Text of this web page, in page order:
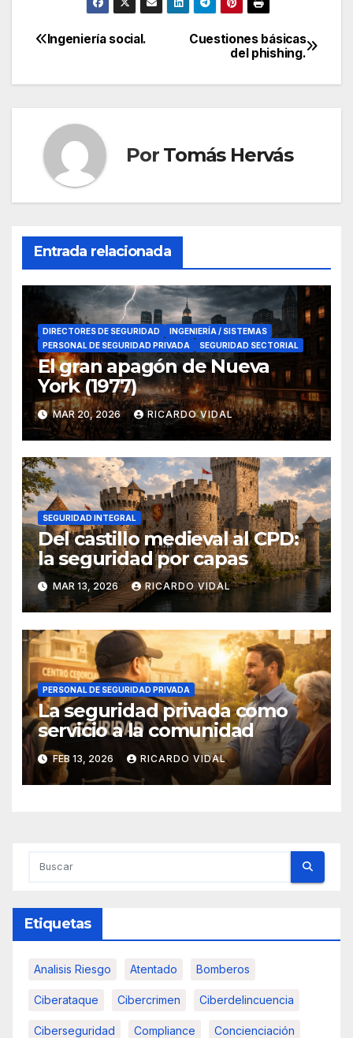
Navegación
de
Cuestiones básicas
del phishing.
Ingeniería social.
Por Tomás Hervás
Entrada relacionada
DIRECTORES DE SEGURIDAD
INGENIERÍA / SISTEMAS
PERSONAL DE SEGURIDAD PRIVADA
SEGURIDAD SECTORIAL
El gran apagón de Nueva
York (1977)
MAR 20, 2026 RICARDO VIDAL
SEGURIDAD INTEGRAL
Del castillo medieval al CPD:
la seguridad por capas
MAR 13, 2026 RICARDO VIDAL
PERSONAL DE SEGURIDAD PRIVADA
La seguridad privada como
servicio a la comunidad
FEB 13, 2026 RICARDO VIDAL
Etiquetas
Analisis Riesgo Atentado Bomberos
Ciberataque Cibercrimen Ciberdelincuencia
Ciberseguridad Compliance Concienciación